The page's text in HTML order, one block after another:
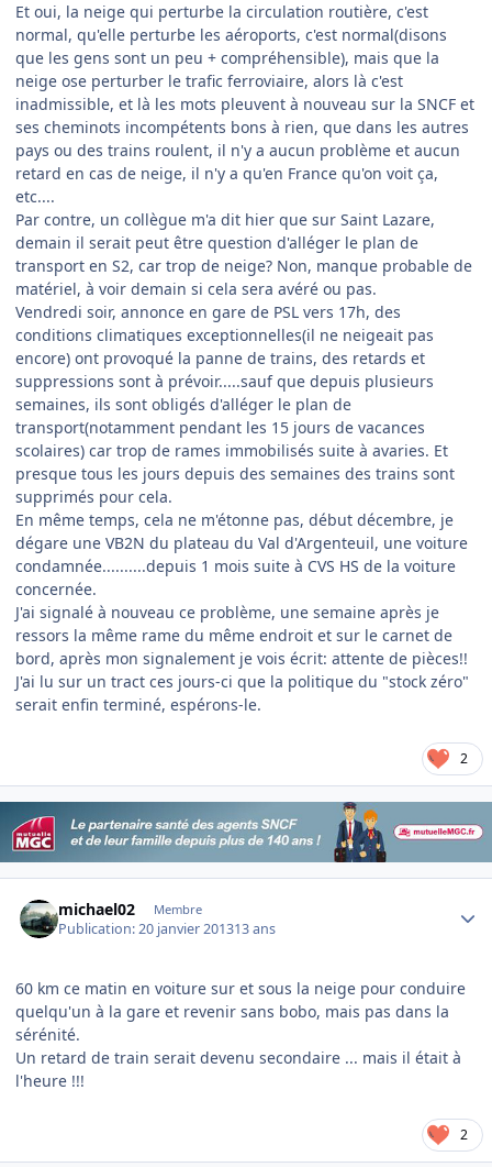
Et oui, la neige qui perturbe la circulation routière, c'est
normal, qu'elle perturbe les aéroports, c'est normal(disons
que les gens sont un peu + compréhensible), mais que la
neige ose perturber le trafic ferroviaire, alors là c'est
inadmissible, et là les mots pleuvent à nouveau sur la SNCF et
ses cheminots incompétents bons à rien, que dans les autres
pays ou des trains roulent, il n'y a aucun problème et aucun
retard en cas de neige, il n'y a qu'en France qu'on voit ça,
etc....
Par contre, un collègue m'a dit hier que sur Saint Lazare,
demain il serait peut être question d'alléger le plan de
transport en S2, car trop de neige? Non, manque probable de
matériel, à voir demain si cela sera avéré ou pas.
Vendredi soir, annonce en gare de PSL vers 17h, des
conditions climatiques exceptionnelles(il ne neigeait pas
encore) ont provoqué la panne de trains, des retards et
suppressions sont à prévoir.....sauf que depuis plusieurs
semaines, ils sont obligés d'alléger le plan de
transport(notamment pendant les 15 jours de vacances
scolaires) car trop de rames immobilisés suite à avaries. Et
presque tous les jours depuis des semaines des trains sont
supprimés pour cela.
En même temps, cela ne m'étonne pas, début décembre, je
dégare une VB2N du plateau du Val d'Argenteuil, une voiture
condamnée..........depuis 1 mois suite à CVS HS de la voiture
concernée.
J'ai signalé à nouveau ce problème, une semaine après je
ressors la même rame du même endroit et sur le carnet de
bord, après mon signalement je vois écrit: attente de pièces!!
J'ai lu sur un tract ces jours-ci que la politique du "stock zéro"
serait enfin terminé, espérons-le.
2
michael02 Membre
Publication:20 janvier 201313 ans
60 km ce matin en voiture sur et sous la neige pour conduire
quelqu'un à la gare et revenir sans bobo, mais pas dans la
sérénité.
Un retard de train serait devenu secondaire ... mais il était à
l'heure !!!
2